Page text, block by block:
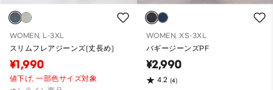
WOMEN, L-3XL
スリムフレアジーンズ(丈長め)
¥1,990
値下げ,一部色サイズ対象
WOMEN, XS-3XL
バギージーンズPF
¥2,990
4.2 (4)